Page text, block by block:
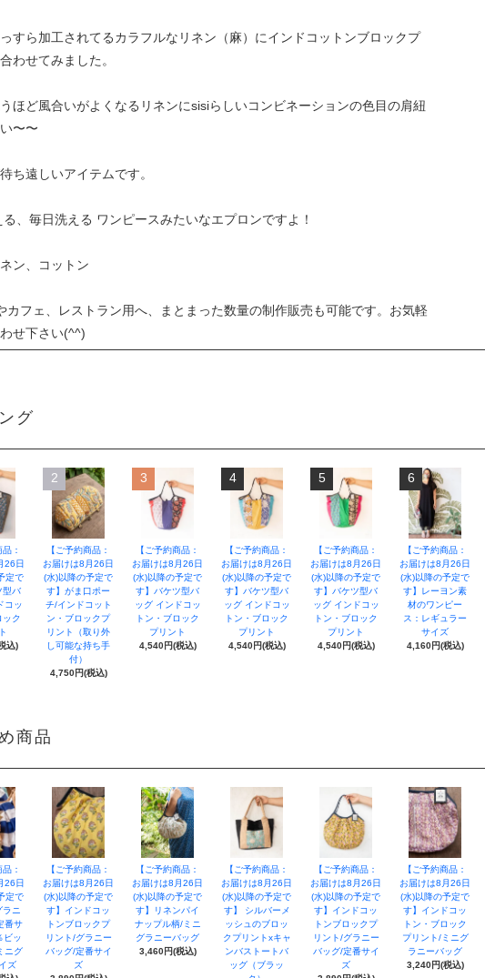
すら加工されてるカラフルなリネン（麻）にインドコットンブロックプ
わせてみました。
ほど風合いがよくなるリネンにsisiらしいコンビネーションの色目の肩紐
〜〜
ち遠しいアイテムです。
、毎日洗える ワンピースみたいなエプロンですよ！
ン、コットン
カフェ、レストラン用へ、まとまった数量の制作販売も可能です。お気軽
せ下さい(^^)
グ
品：
26日
定で
型バ
コッ
ック
込)
2
【ご予約商品：
お届けは8月26日
(水)以降の予定で
す】がま口ポー
チ/インドコット
ン・ブロックプ
リント（取り外
し可能な持ち手
付）
4,750円(税込)
3
【ご予約商品：
お届けは8月26日
(水)以降の予定で
す】バケツ型バ
ッグ インドコッ
トン・ブロック
プリント
4,540円(税込)
4
【ご予約商品：
お届けは8月26日
(水)以降の予定で
す】バケツ型バ
ッグ インドコッ
トン・ブロック
プリント
4,540円(税込)
5
【ご予約商品：
お届けは8月26日
(水)以降の予定で
す】バケツ型バ
ッグ インドコッ
トン・ブロック
プリント
4,540円(税込)
6
【ご予約商品：
お届けは8月26日
(水)以降の予定で
す】レーヨン素
材のワンピー
ス：レギュラー
サイズ
4,160円(税込)
商品
品：
26日
定で
ニ
番サ
ビッ
ニグ
ズ
【ご予約商品：
お届けは8月26日
(水)以降の予定で
す】インドコッ
トンブロックプ
リント/グラニー
バッグ/定番サイ
ズ
【ご予約商品：
お届けは8月26日
(水)以降の予定で
す】リネンパイ
ナップル柄/ミニ
グラニーバッグ
3,460円(税込)
【ご予約商品：
お届けは8月26日
(水)以降の予定で
す】 シルバーメ
ッシュのブロッ
クプリントxキャ
ンバストートバ
ッグ（ブラッ
【ご予約商品：
お届けは8月26日
(水)以降の予定で
す】インドコッ
トンブロックプ
リント/グラニー
バッグ/定番サイ
ズ
【ご予約商品：
お届けは8月26日
(水)以降の予定で
す】インドコッ
トン・ブロック
プリント/ミニグ
ラニーバッグ
3,240円(税込)